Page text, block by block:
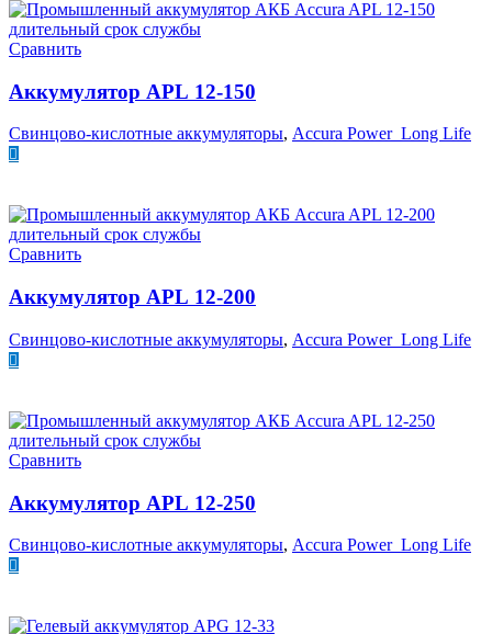
Сравнить
Аккумулятор APL 12-150
Свинцово-кислотные аккумуляторы, Accura Power Long Life
Сравнить
Аккумулятор APL 12-200
Свинцово-кислотные аккумуляторы, Accura Power Long Life
Сравнить
Аккумулятор APL 12-250
Свинцово-кислотные аккумуляторы, Accura Power Long Life